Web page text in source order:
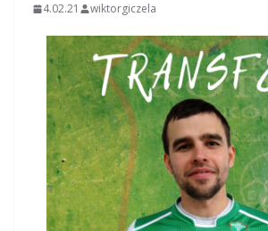
4.02.21 wiktorgiczela